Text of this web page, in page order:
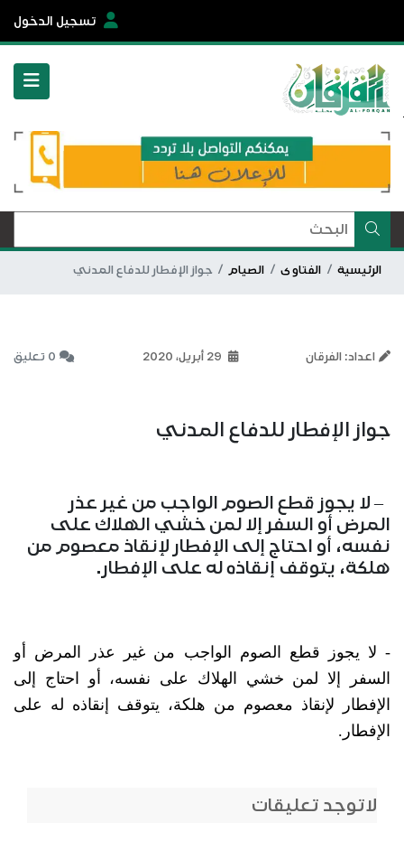
تسجيل الدخول
الرئيسية الفتاوى الصيام جواز الإفطار للدفاع المدني
اعداد: الفرقان 0 تعليق
جواز الإفطار للدفاع المدني
– لا يجوز قطع الصوم الواجب من غير عذر
المرض أو السفر إلا لمن خشي الهلاك على
نفسه، أو احتاج إلى الإفطار لإنقاذ معصوم من
هلكة، يتوقف إنقاذه له على الإفطار.
- لا يجوز قطع الصوم الواجب من غير عذر المرض أو
السفر إلا لمن خشي الهلاك على نفسه، أو احتاج إلى
الإفطار لإنقاذ معصوم من هلكة، يتوقف إنقاذه له على
الإفطار.
لاتوجد تعليقات